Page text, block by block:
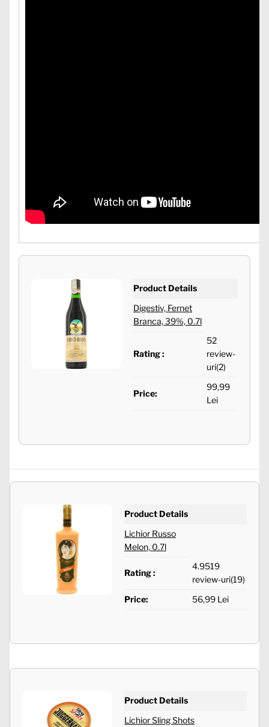
Product Details
Digestiv, Fernet
Branca, 39%, 0.7l
Rating :
52
review-
uri(2)
Price:
99,99
Lei
Product Details
Lichior Russo
Melon, 0.7l
Rating :
4.9519
review-uri(19)
Price:
56,99 Lei
Product Details
Lichior Sling Shots